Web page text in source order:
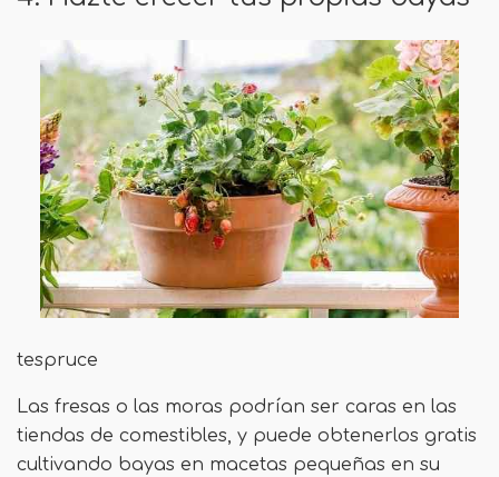
tespruce
Las fresas o las moras podrían ser caras en las
tiendas de comestibles, y puede obtenerlos gratis
cultivando bayas en macetas pequeñas en su